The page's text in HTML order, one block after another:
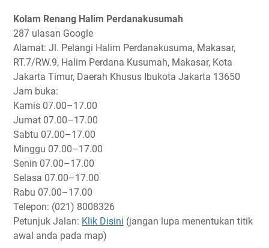
Kolam Renang Halim Perdanakusumah
287 ulasan Google
Alamat: Jl. Pelangi Halim Perdanakusuma, Makasar,
RT.7/RW.9, Halim Perdana Kusumah, Makasar, Kota
Jakarta Timur, Daerah Khusus Ibukota Jakarta 13650
Jam buka:
Kamis 07.00–17.00
Jumat 07.00–17.00
Sabtu 07.00–17.00
Minggu 07.00–17.00
Senin 07.00–17.00
Selasa 07.00–17.00
Rabu 07.00–17.00
Telepon: (021) 8008326
Petunjuk Jalan: Klik Disini (jangan lupa menentukan titik
awal anda pada map)